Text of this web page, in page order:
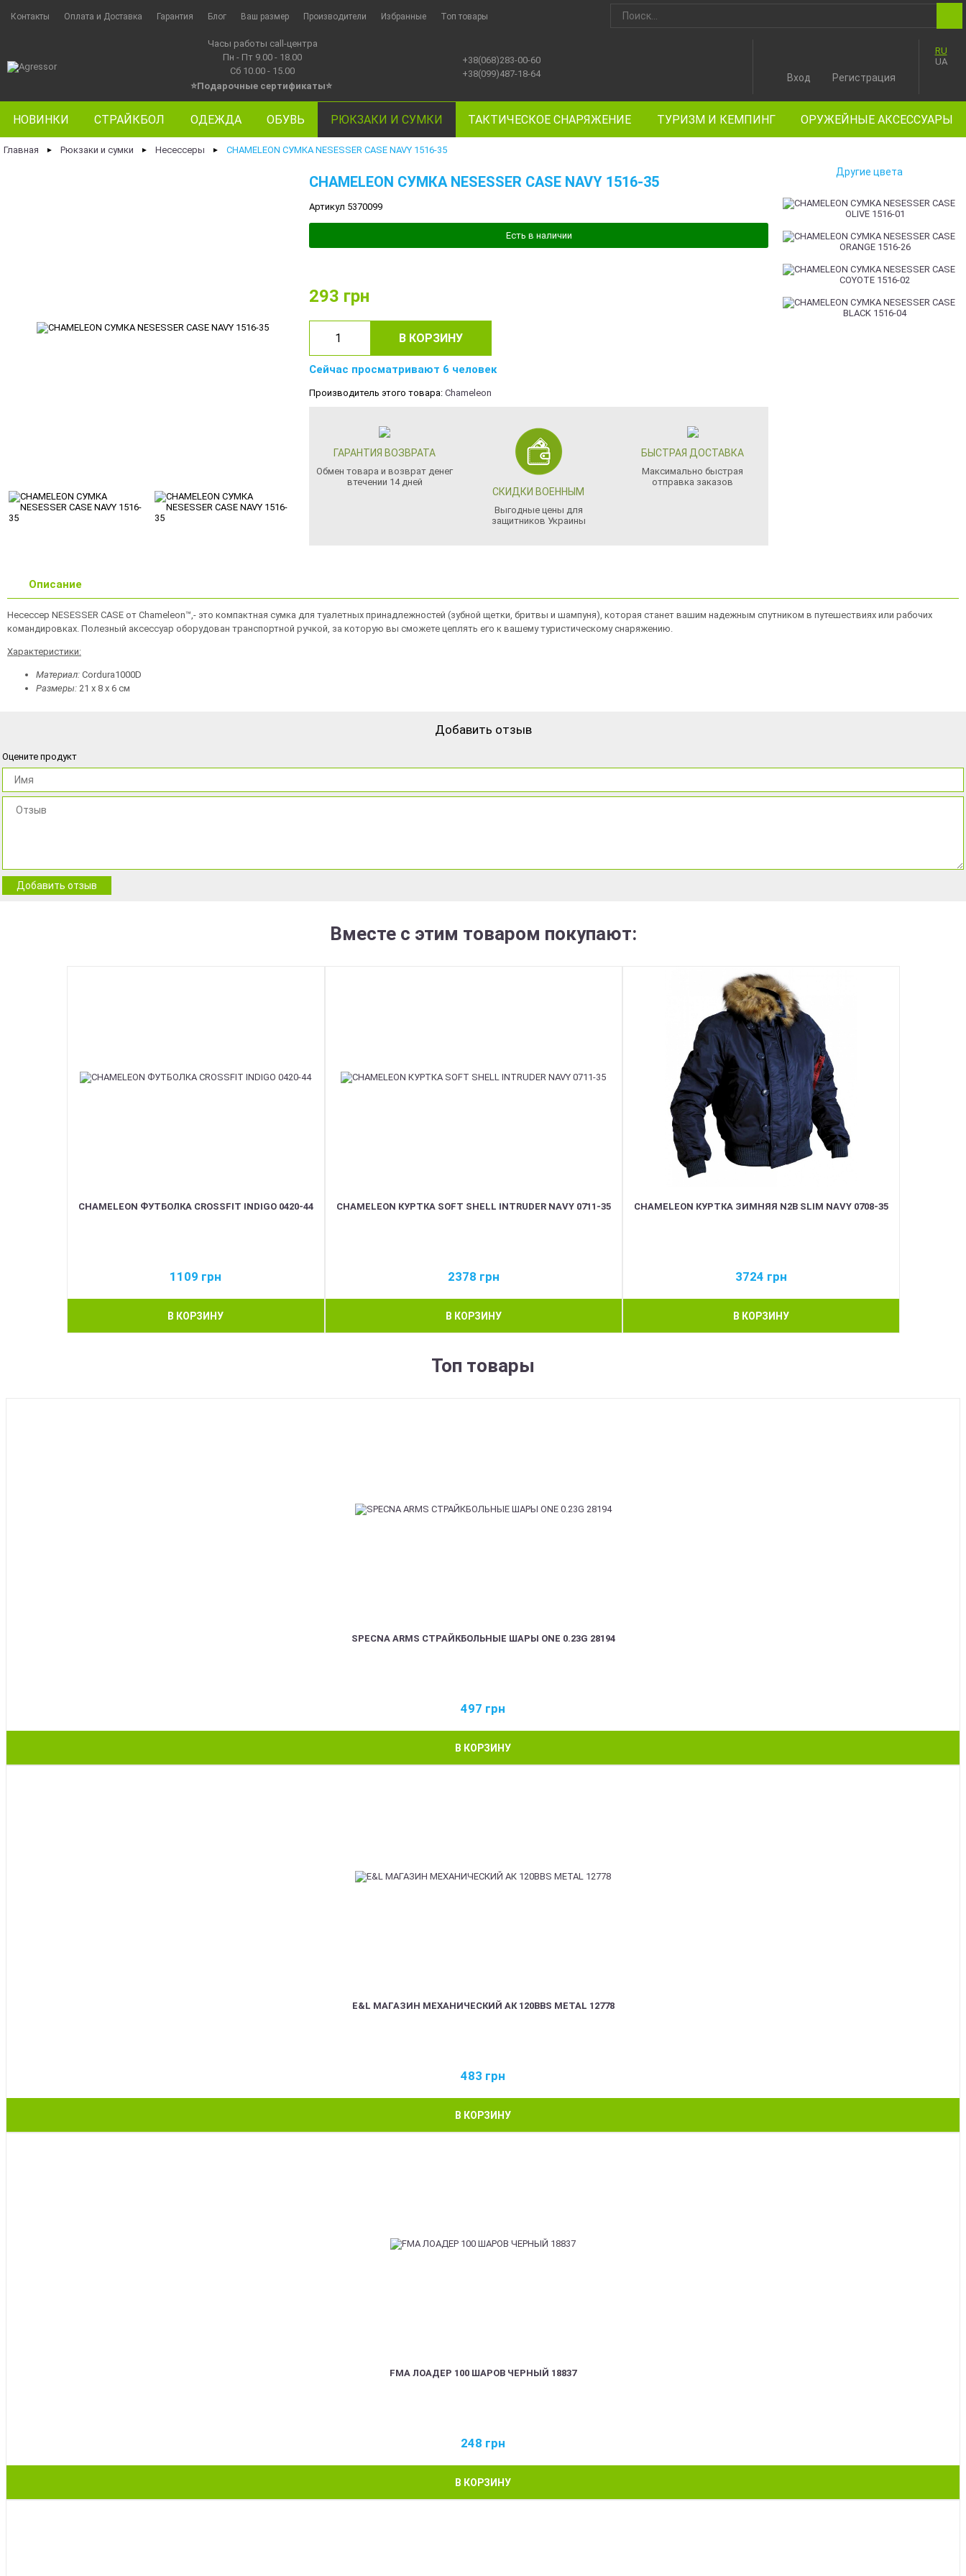
Контакты Оплата и Доставка Гарантия Блог Ваш размер Производители Избранные Топ товары
Часы работы call-центра
Пн - Пт 9.00 - 18.00
Сб 10.00 - 15.00
⭐Подарочные сертификаты⭐
+38(068)283-00-60
+38(099)487-18-64
RU
UA
Вход Регистрация
НОВИНКИ СТРАЙКБОЛ ОДЕЖДА ОБУВЬ РЮКЗАКИ И СУМКИ ТАКТИЧЕСКОЕ СНАРЯЖЕНИЕ ТУРИЗМ И КЕМПИНГ ОРУЖЕЙНЫЕ АКСЕССУАРЫ
Главная ► Рюкзаки и сумки ► Несессеры ► CHAMELEON СУМКА NESESSER CASE NAVY 1516-35
CHAMELEON СУМКА NESESSER CASE NAVY 1516-35
Артикул 5370099
Есть в наличии
293 грн
В КОРЗИНУ
Сейчас просматривают 6 человек
Производитель этого товара: Chameleon
ГАРАНТИЯ ВОЗВРАТА
Обмен товара и возврат денег
втечении 14 дней
СКИДКИ ВОЕННЫМ
Выгодные цены для
защитников Украины
БЫСТРАЯ ДОСТАВКА
Максимально быстрая
отправка заказов
Другие цвета
Описание
Несессер NESESSER CASE от Chameleon™,- это компактная сумка для туалетных принадлежностей (зубной щетки, бритвы и шампуня), которая станет вашим надежным спутником в путешествиях или рабочих
командировках. Полезный аксессуар оборудован транспортной ручкой, за которую вы сможете цеплять его к вашему туристическому снаряжению.
Характеристики:
Материал: Cordura1000D
Размеры: 21 х 8 х 6 см
Добавить отзыв
Оцените продукт
Добавить отзыв
Вместе с этим товаром покупают:
CHAMELEON ФУТБОЛКА CROSSFIT INDIGO 0420-44
1109 грн
В КОРЗИНУ
CHAMELEON КУРТКА SOFT SHELL INTRUDER NAVY 0711-35
2378 грн
В КОРЗИНУ
CHAMELEON КУРТКА ЗИМНЯЯ N2B SLIM NAVY 0708-35
3724 грн
В КОРЗИНУ
Топ товары
SPECNA ARMS СТРАЙКБОЛЬНЫЕ ШАРЫ ONE 0.23G 28194
497 грн
В КОРЗИНУ
E&L МАГАЗИН МЕХАНИЧЕСКИЙ АК 120BBS METAL 12778
483 грн
В КОРЗИНУ
FMA ЛОАДЕР 100 ШАРОВ ЧЕРНЫЙ 18837
248 грн
В КОРЗИНУ